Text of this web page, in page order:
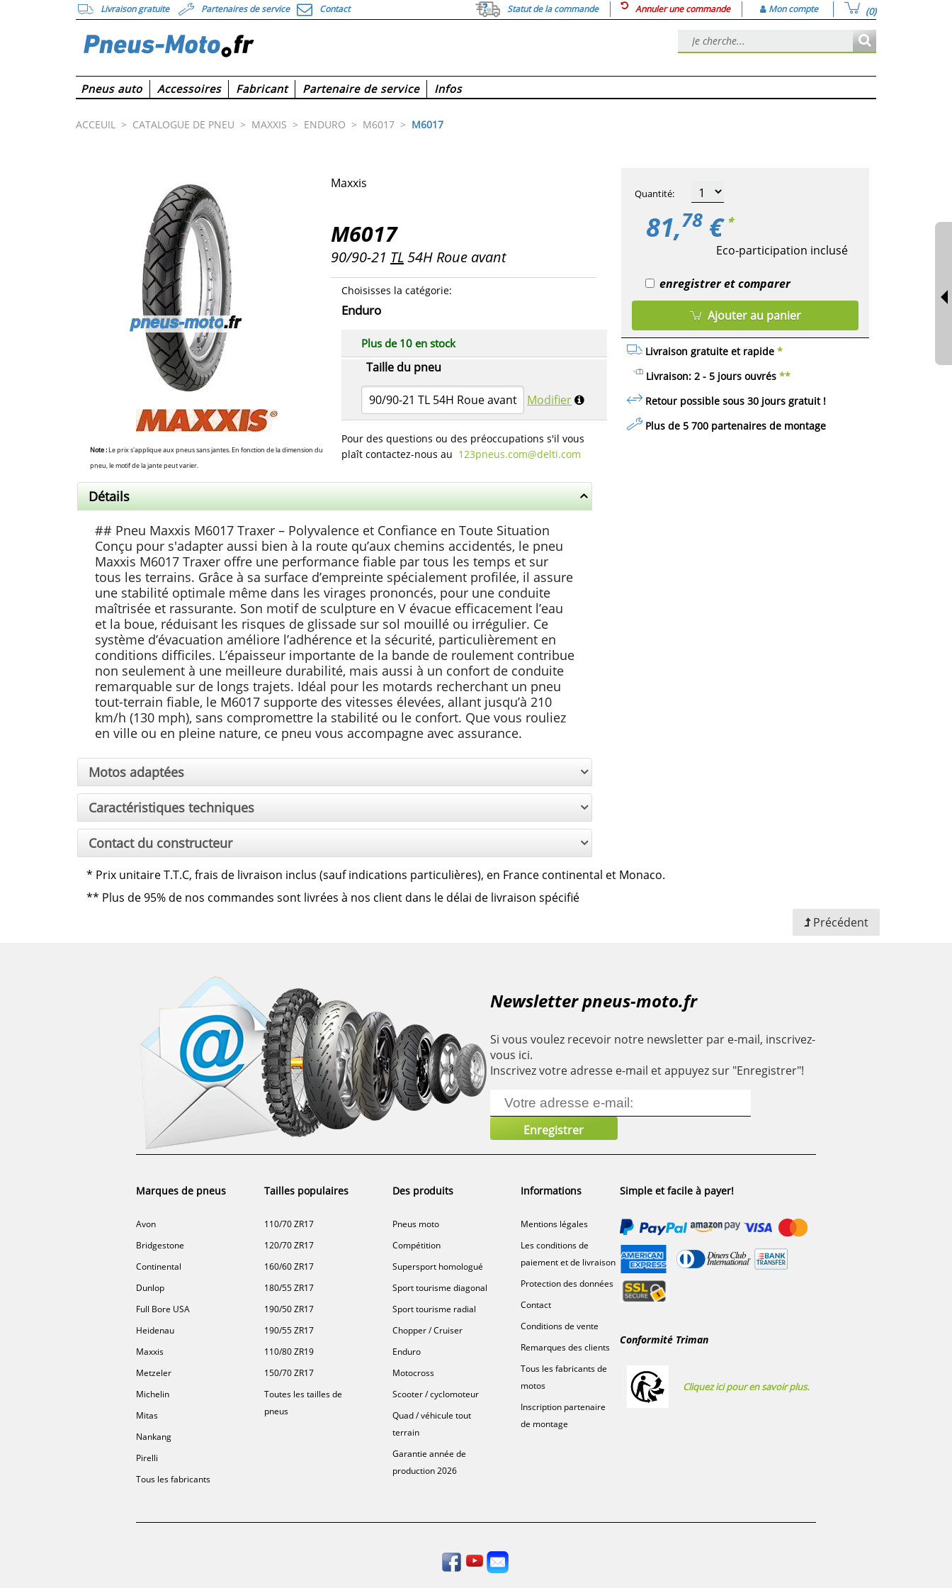
Livraison gratuite Partenaires de service Contact Statut de la commande Annuler une commande Mon compte (0)
Pneus auto Accessoires Fabricant Partenaire de service Infos
ACCEUIL > CATALOGUE DE PNEU > MAXXIS > ENDURO > M6017 > M6017
Note :Le prix s'applique aux pneus sans jantes. En fonction de la dimension du
pneu, le motif de la jante peut varier.
Maxxis
M6017
90/90-21 TL54H Roue avant
Choisisses la catégorie:
Enduro
Taille du pneu
90/90-21 TL 54H Roue avant Modifier
Plus de 10 en stock
Pour des questions ou des préoccupations s'il vous
plaît contactez-nous au 123pneus.com​@delti.com
81,78 € *
Eco-participation inclusé
Livraison gratuite et rapide *
Livraison: 2 - 5 jours ouvrés **
Retour possible sous 30 jours gratuit!
Plus de 5 700 partenaires de montage
Quantité:
enregistrer et comparer
Ajouter au panier
Détails
## Pneu Maxxis M6017 Traxer – Polyvalence et Confiance en Toute Situation
Conçu pour s'adapter aussi bien à la route qu’aux chemins accidentés, le pneu
Maxxis M6017 Traxer offre une performance fiable par tous les temps et sur
tous les terrains. Grâce à sa surface d’empreinte spécialement profilée, il assure
une stabilité optimale même dans les virages prononcés, pour une conduite
maîtrisée et rassurante. Son motif de sculpture en V évacue efficacement l’eau
et la boue, réduisant les risques de glissade sur sol mouillé ou irrégulier. Ce
système d’évacuation améliore l’adhérence et la sécurité, particulièrement en
conditions difficiles. L’épaisseur importante de la bande de roulement contribue
non seulement à une meilleure durabilité, mais aussi à un confort de conduite
remarquable sur de longs trajets. Idéal pour les motards recherchant un pneu
tout-terrain fiable, le M6017 supporte des vitesses élevées, allant jusqu’à 210
km/h (130 mph), sans compromettre la stabilité ou le confort. Que vous rouliez
en ville ou en pleine nature, ce pneu vous accompagne avec assurance.
Motos adaptées
Caractéristiques techniques
Contact du constructeur
* Prix unitaire T.T.C, frais de livraison inclus (sauf indications particulières), en France continental et Monaco.
** Plus de 95% de nos commandes sont livrées à nos client dans le délai de livraison spécifié
Précédent
Newsletter pneus-moto.fr
Si vous voulez recevoir notre newsletter par e-mail, inscrivez-
vous ici.
Inscrivez votre adresse e-mail et appuyez sur "Enregistrer"!
Marques de pneus
Avon
Bridgestone
Continental
Dunlop
Full Bore USA
Heidenau
Maxxis
Metzeler
Michelin
Mitas
Nankang
Pirelli
Tous les fabricants
Tailles populaires
110/70 ZR17
120/70 ZR17
160/60 ZR17
180/55 ZR17
190/50 ZR17
190/55 ZR17
110/80 ZR19
150/70 ZR17
Toutes les tailles de
pneus
Des produits
Pneus moto
Compétition
Supersport homologué
Sport tourisme diagonal
Sport tourisme radial
Chopper / Cruiser
Enduro
Motocross
Scooter / cyclomoteur
Quad / véhicule tout
terrain
Garantie année de
production 2026
Informations
Mentions légales
Les conditions de
paiement et de livraison
Protection des données
Contact
Conditions de vente
Remarques des clients
Tous les fabricants de
motos
Inscription partenaire
de montage
Simple et facile à payer!
Conformité Triman
Cliquez ici pour en savoir plus.